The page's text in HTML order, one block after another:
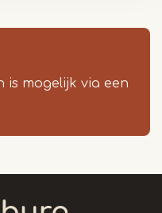
is mogelijk via een